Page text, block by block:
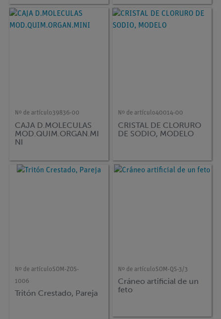
Nº de artículo39836-00
CAJA D.MOLECULAS
MOD.QUIM.ORGAN.MI
NI
Nº de artículo40014-00
CRISTAL DE CLORURO
DE SODIO, MODELO
Nº de artículoSOM-ZOS-
1006
Tritón Crestado, Pareja
Nº de artículoSOM-QS-3/3
Cráneo artificial de un
feto